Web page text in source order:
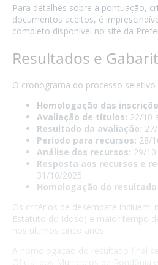
Para detalhes sobre a pontuação,
documentos aceitos, é
completo disponível no site da
Resultados e
O cronograma do processo seletivo
Homologação das
Avaliação de títulos: 22/10
Resultado da avaliação:
Período para recursos: 28/
Análise dos recursos: 29/
Resposta aos recursos e
31/10/2025
Homologação do
Os critérios de desempate incluem:
Estatuto do Idoso) e maior tempo
nos últimos cinco anos.
A homologação do resultado final